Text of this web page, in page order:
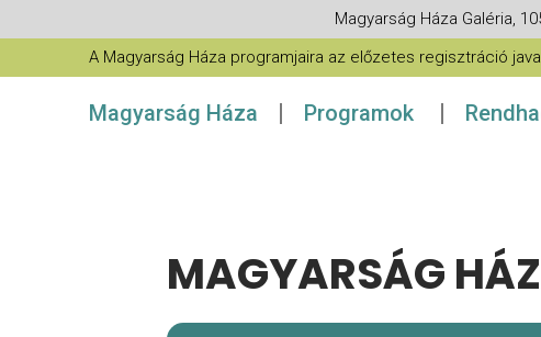
Magyarság Háza Galéria,
A Magyarság Háza programjaira az előzetes regisztráció
Magyarság Háza Programok
MAGYARSÁG